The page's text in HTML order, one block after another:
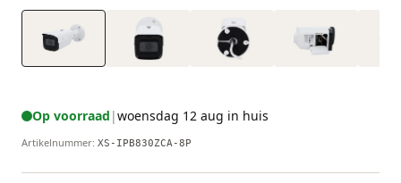
Op voorraad |woensdag 12 aug in huis
Artikelnummer: XS-IPB830ZCA-8P